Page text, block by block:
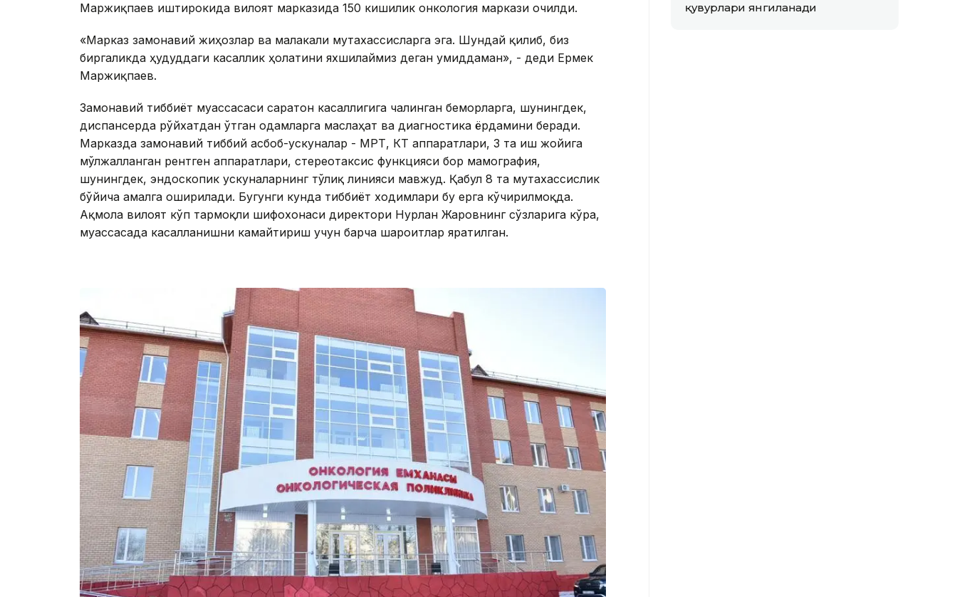
Маржиқпаев иштирокида вилоят марказида 150 кишилик онкология маркази очилди.
«Марказ замонавий жиҳозлар ва малакали мутахассисларга эга. Шундай қилиб, биз
биргаликда ҳудуддаги касаллик ҳолатини яхшилаймиз деган умиддаман», - деди Ермек
Маржиқпаев.
Замонавий тиббиёт муассасаси саратон касаллигига чалинган беморларга, шунингдек,
диспансерда рўйхатдан ўтган одамларга маслаҳат ва диагностика ёрдамини беради.
Марказда замонавий тиббий асбоб-ускуналар - МРТ, КТ аппаратлари, 3 та иш жойига
мўлжалланган рентген аппаратлари, стереотаксис функцияси бор мамография,
шунингдек, эндоскопик ускуналарнинг тўлиқ линияси мавжуд. Қабул 8 та мутахассислик
бўйича амалга оширилади. Бугунги кунда тиббиёт ходимлари бу ерга кўчирилмоқда.
Ақмола вилоят кўп тармоқли шифохонаси директори Нурлан Жаровнинг сўзларига кўра,
муассасада касалланишни камайтириш учун барча шароитлар яратилган.
қувурлари янгиланади